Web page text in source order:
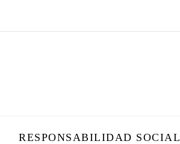
RESPONSABILIDAD SOCIAL